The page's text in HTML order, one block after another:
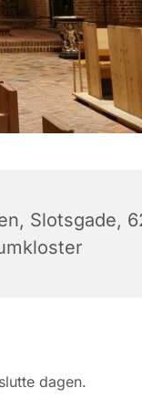
Slotsgade,
dagen.